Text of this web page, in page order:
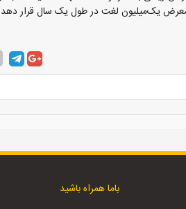
روزانه کتاب برای کودکان می‌تواند آن‌ها را در معرض یک‌میلیون لغت در طول
باما همراه باشید